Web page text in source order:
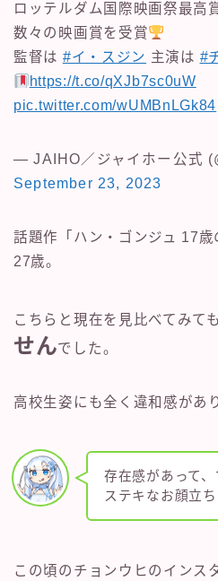
ロッテルダム国際映画祭最高
数々の映画賞を受賞
監督は #イ・スジン 主演は #
https://t.co/qXJb7sc0uW
pic.twitter.com/wUMBnLGk84
— JAIHO／ジャイホー公式
September 23, 2023
話題作「ハン・ゴンジュ 17
27歳。
こちらと現在を見比べてみて
せんでした。
高校生姿にも全く違和感があ
存在感があって
ステキなお顔立ち
この頃のチョンウヒのインス